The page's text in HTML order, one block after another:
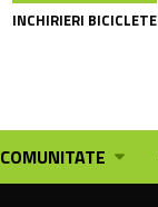
INCHIRIERI BICICLETE
COMUNITATE